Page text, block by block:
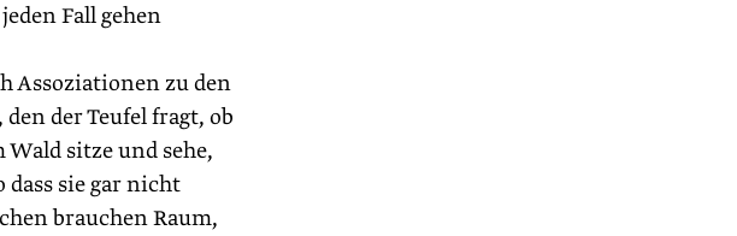
Fall gehen
Assoziationen zu den
der Teufel fragt, ob
sitze und sehe,
sie gar nicht
brauchen Raum,